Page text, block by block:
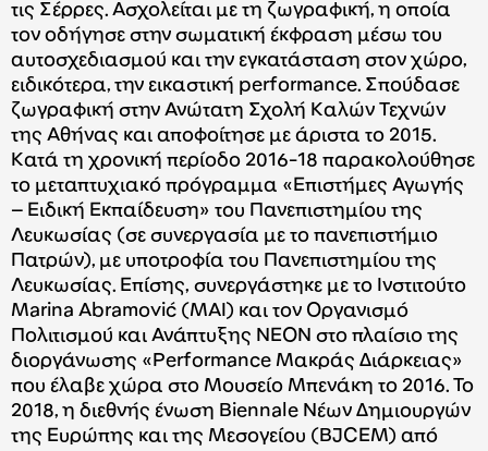
τις Σέρρες. Ασχολείται με τη ζωγραφική, η οποία
τον οδήγησε στην σωματική έκφραση μέσω του
αυτοσχεδιασμού και την εγκατάσταση στον χώρο,
ειδικότερα, την εικαστική performance. Σπούδασε
ζωγραφική στην Ανώτατη Σχολή Καλών Τεχνών
της Αθήνας και αποφοίτησε με άριστα το 2015.
Κατά τη χρονική περίοδο 2016-18 παρακολούθησε
το μεταπτυχιακό πρόγραμμα «Επιστήμες Αγωγής
– Ειδική Εκπαίδευση» του Πανεπιστημίου της
Λευκωσίας (σε συνεργασία με το πανεπιστήμιο
Πατρών), με υποτροφία του Πανεπιστημίου της
Λευκωσίας. Eπίσης, συνεργάστηκε με το Ινστιτούτο
Marina Abramović (MAI) και τον Οργανισμό
Πολιτισμού και Ανάπτυξης ΝΕΟΝ στο πλαίσιο της
διοργάνωσης «Performance Μακράς Διάρκειας»
που έλαβε χώρα στο Μουσείο Μπενάκη το 2016. Το
2018, η διεθνής ένωση Biennale Νέων Δημιουργών
της Ευρώπης και της Μεσογείου (BJCEM) από